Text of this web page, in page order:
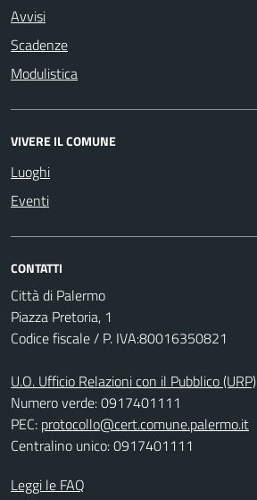
Avvisi
Scadenze
Modulistica
VIVERE IL COMUNE
Luoghi
Eventi
CONTATTI
Città di Palermo
Piazza Pretoria, 1
Codice fiscale / P. IVA:80016350821
U.O. Ufficio Relazioni con il Pubblico (URP)
Numero verde: 0917401111
PEC: protocollo@cert.comune.palermo.it
Centralino unico: 0917401111
Leggi le FAQ